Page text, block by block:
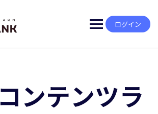
ログイン
コンテンツラ